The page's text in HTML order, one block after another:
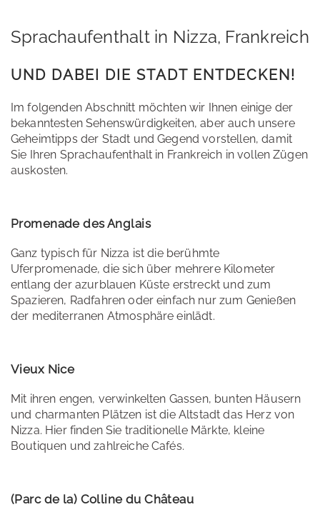
Sprachaufenthalt in Nizza, Frankreich
UND DABEI DIE STADT ENTDECKEN!
Im folgenden Abschnitt möchten wir Ihnen einige der
bekanntesten Sehenswürdigkeiten, aber auch unsere
Geheimtipps der Stadt und Gegend vorstellen, damit
Sie Ihren Sprachaufenthalt in Frankreich in vollen Zügen
auskosten.
Promenade des Anglais
Ganz typisch für Nizza ist die berühmte
Uferpromenade, die sich über mehrere Kilometer
entlang der azurblauen Küste erstreckt und zum
Spazieren, Radfahren oder einfach nur zum Genießen
der mediterranen Atmosphäre einlädt.
Vieux Nice
Mit ihren engen, verwinkelten Gassen, bunten Häusern
und charmanten Plätzen ist die Altstadt das Herz von
Nizza. Hier finden Sie traditionelle Märkte, kleine
Boutiquen und zahlreiche Cafés.
(Parc de la) Colline du Château